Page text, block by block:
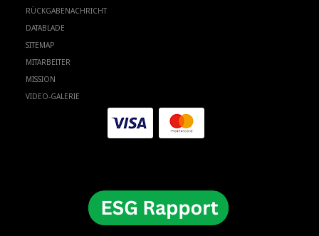
RÜCKGABENACHRICHT
DATABLADE
SITEMAP
MITARBEITER
MISSION
VIDEO-GALERIE